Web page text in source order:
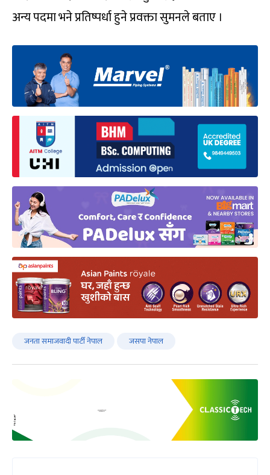
अन्य पदमा भने प्रतिष्पर्धा हुने प्रवक्ता सुमनले बताए ।
जनता समाजवादी पार्टी नेपाल जसपा नेपाल